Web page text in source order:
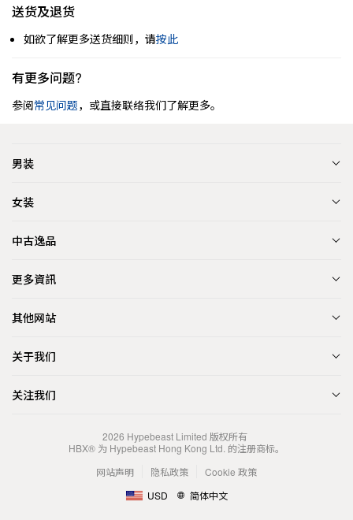
送货及退货
如欲了解更多送货细则，请按此
有更多问题?
参阅常见问题，或直接联络我们了解更多。
男装
女装
中古逸品
更多資訊
其他网站
关于我们
关注我们
2026 Hypebeast Limited 版权所有
HBX® 为 Hypebeast Hong Kong Ltd. 的注册商标。
网站声明
隐私政策
Cookie 政策
USD
简体中文